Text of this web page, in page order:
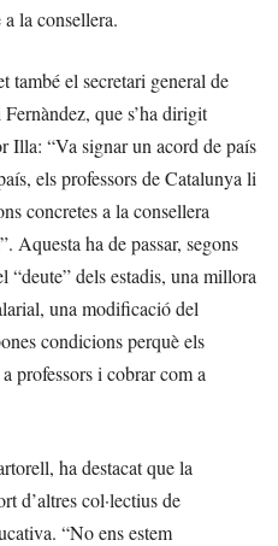
la consellera.
també el secretari general de
que s’ha dirigit
Illa: “Va signar un acord de país
els professors de Catalunya li
concretes a la consellera
Aquesta ha de passar, segons
“deute” dels estadis, una millora
una modificació del
condicions perquè els
professors i cobrar com a
ha destacat que la
d’altres col·lectius de
“No ens estem